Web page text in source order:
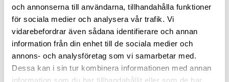
och annonserna till användarna, tillhandahålla funktioner
för sociala medier och analysera vår trafik. Vi
vidarebefordrar även sådana identifierare och annan
information från din enhet till de sociala medier och
annons- och analysföretag som vi samarbetar med.
Dessa kan i sin tur kombinera informationen med annan
information som du har tillhandahållit eller som de har
Liknande produkter